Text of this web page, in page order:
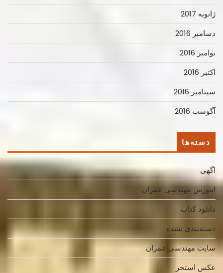
ژانویه 2017
دسامبر 2016
نوامبر 2016
اکتبر 2016
سپتامبر 2016
آگوست 2016
دسته‌ها
اگهی
اموزش مهندسی عمران
دانلود کتاب
دسته‌بندی نشده
سایت مهندسی عمران
عکس استخر